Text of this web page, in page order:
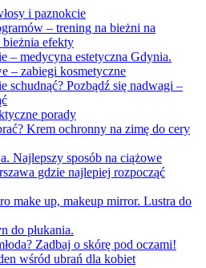
i paznokcie
– trening na bieżni na
bieżnia efekty
– medycyna estetyczna Gdynia.
– zabiegi kosmetyczne
schudnąć? Pozbądź się nadwagi –
porady
Krem ochronny na zimę do cery
Najlepszy sposób na ciążowe
gdzie najlepiej rozpocząć
make up, makeup mirror. Lustra do
do płukania.
Zadbaj o skórę pod oczami!
wśród ubrań dla kobiet